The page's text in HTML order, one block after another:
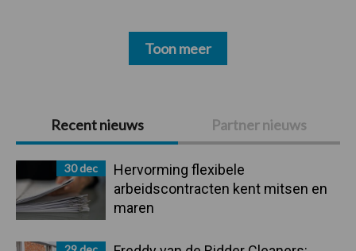
Primaire
Sidebar
Recent nieuws Partner nieuws
30 dec
Hervorming flexibele
arbeidscontracten kent mitsen en
maren
Toon meer